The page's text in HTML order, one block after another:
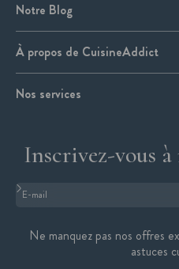
Notre Blog
À propos de CuisineAddict
Nos services
Inscrivez-vous
Format : adresse@email.com
Ne manquez pas nos offres
astuces